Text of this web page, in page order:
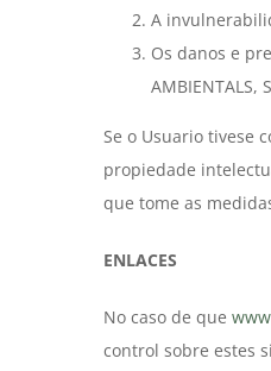
A
Os danos e
Se o Usuario tivese
propiedade
que tome as
ENLACES
No caso de que
control sobre estes